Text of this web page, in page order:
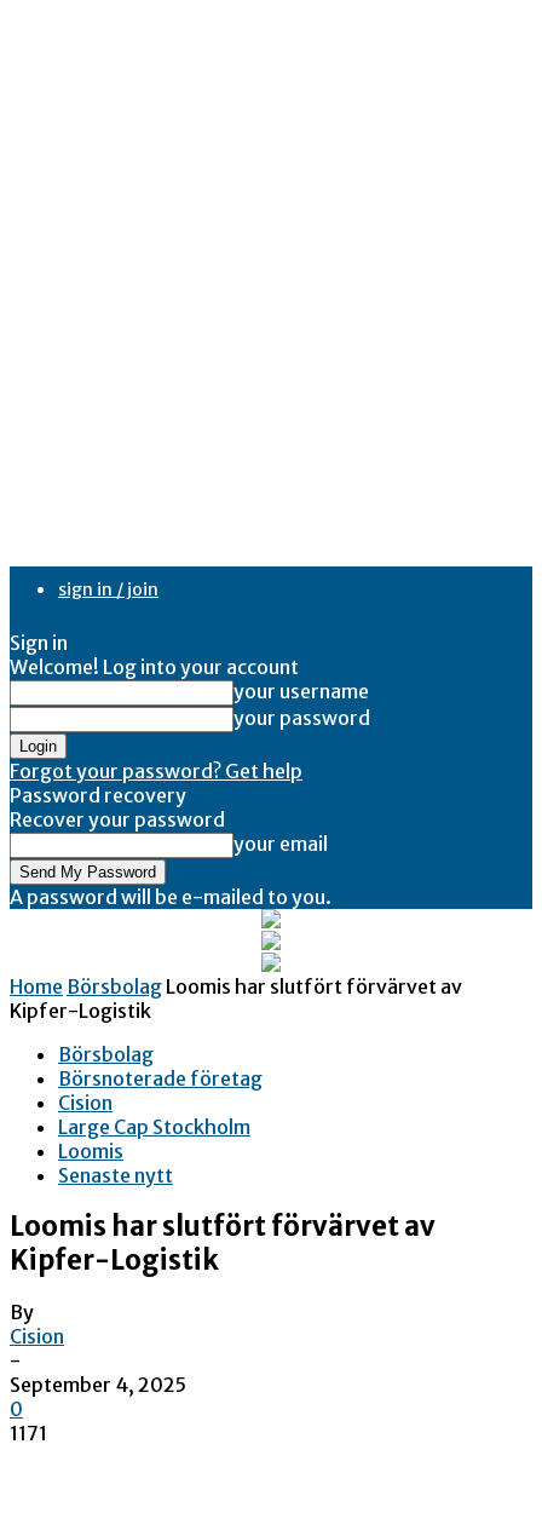
sign in / join
Sign in
Welcome! Log into your account
your username
your password
Forgot your password? Get help
Password recovery
Recover your password
your email
A password will be e-mailed to you.
Home Börsbolag Loomis har slutfört förvärvet av
Kipfer-Logistik
Börsbolag
Börsnoterade företag
Cision
Large Cap Stockholm
Loomis
Senaste nytt
Loomis har slutfört förvärvet av
Kipfer-Logistik
By
Cision
-
September 4, 2025
0
1171